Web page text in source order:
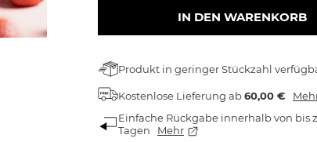
IN DEN WARENKORB
Produkt in geringer Stückzahl
Kostenlose Lieferung ab60,00 €
Einfache Rückgabe innerhalb von bis
Tagen
Mehr